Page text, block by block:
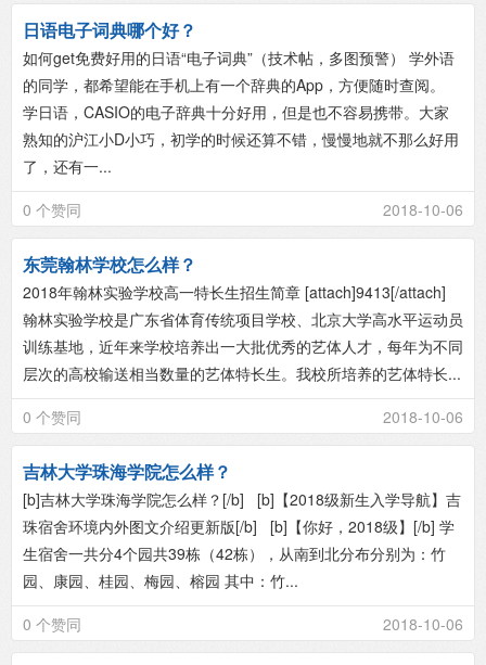
日语电子词典哪个好？
如何get免费好用的日语“电子词典”（技术帖，多图预警） 学外语
的同学，都希望能在手机上有一个辞典的App，方便随时查阅。
学日语，CASIO的电子辞典十分好用，但是也不容易携带。大家
熟知的沪江小D小巧，初学的时候还算不错，慢慢地就不那么好用
了，还有一...
0 个赞同
2018-10-06
东莞翰林学校怎么样？
2018年翰林实验学校高一特长生招生简章 [attach]9413[/attach]
翰林实验学校是广东省体育传统项目学校、北京大学高水平运动员
训练基地，近年来学校培养出一大批优秀的艺体人才，每年为不同
层次的高校输送相当数量的艺体特长生。我校所培养的艺体特长...
0 个赞同
2018-10-06
吉林大学珠海学院怎么样？
[b]吉林大学珠海学院怎么样？[/b] [b]【2018级新生入学导航】吉
珠宿舍环境内外图文介绍更新版[/b] [b]【你好，2018级】[/b] 学
生宿舍一共分4个园共39栋（42栋），从南到北分布分别为：竹
园、康园、桂园、梅园、榕园 其中：竹...
0 个赞同
2018-10-06